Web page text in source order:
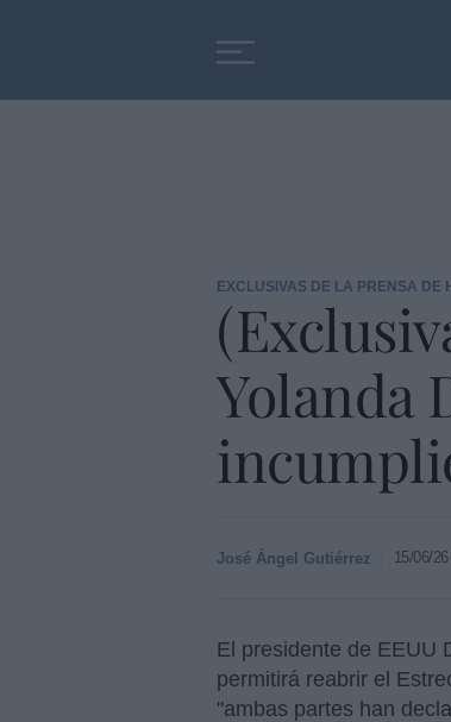
EXCLUSIVAS DE LA PRENSA DE
Yolanda
José Ángel Gutiérrez 15/06/
El presidente de EEUU
permitirá reabrir el
"ambas partes han